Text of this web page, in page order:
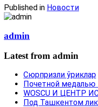
Published in Новости
admin
Latest from admin
Сюрпризли ўриклар
Почетной медалью
WOSCU И ЦЕНТР
Под Ташкентом